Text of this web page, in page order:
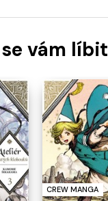
vám líbit
CREW MANGA